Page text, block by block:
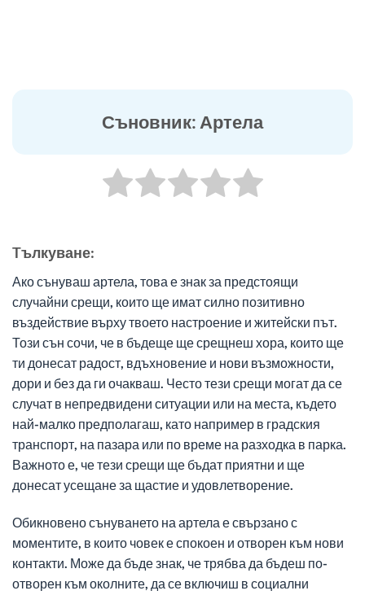
Съновник: Артела
Tълкуване:
Ако сънуваш артела, това е знак за предстоящи
случайни срещи, които ще имат силно позитивно
въздействие върху твоето настроение и житейски път.
Този сън сочи, че в бъдеще ще срещнеш хора, които ще
ти донесат радост, вдъхновение и нови възможности,
дори и без да ги очакваш. Често тези срещи могат да се
случат в непредвидени ситуации или на места, където
най-малко предполагаш, като например в градския
транспорт, на пазара или по време на разходка в парка.
Важното е, че тези срещи ще бъдат приятни и ще
донесат усещане за щастие и удовлетворение.
Обикновено сънуването на артела е свързано с
моментите, в които човек е спокоен и отворен към нови
контакти. Може да бъде знак, че трябва да бъдеш по-
отворен към околните, да се включиш в социални